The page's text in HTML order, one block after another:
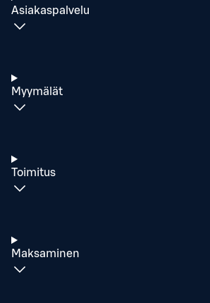
Asiakaspalvelu
Myymälät
Toimitus
Maksaminen